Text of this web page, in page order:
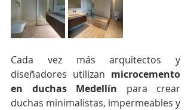
Cada vez más arquitectos y
diseñadores utilizan microcemento
en duchas Medellín para crear
duchas minimalistas, impermeables y